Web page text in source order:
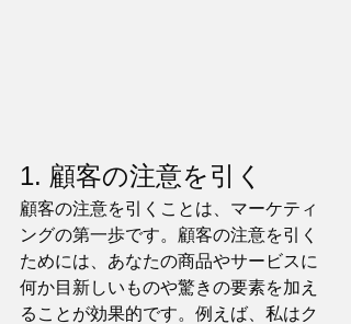
1. 顧客の注意を引く
顧客の注意を引くことは、マーケティ
ングの第一歩です。顧客の注意を引く
ためには、あなたの商品やサービスに
何か目新しいものや驚きの要素を加え
ることが効果的です。例えば、私はク